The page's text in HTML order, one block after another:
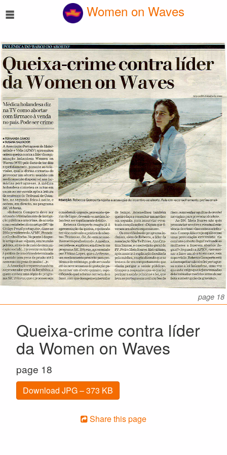
☰ Women on Waves
page 18
Queixa-crime contra líder
da Women on Waves
page 18
Download JPG – 373 KB
Share this page